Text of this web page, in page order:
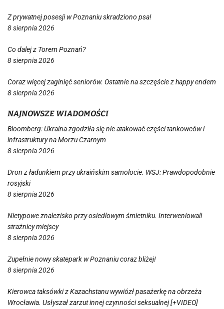
Z prywatnej posesji w Poznaniu skradziono psa!
8 sierpnia 2026
Co dalej z Torem Poznań?
8 sierpnia 2026
Coraz więcej zaginięć seniorów. Ostatnie na szczęście z happy endem
8 sierpnia 2026
NAJNOWSZE WIADOMOŚCI
Bloomberg: Ukraina zgodziła się nie atakować części tankowców i
infrastruktury na Morzu Czarnym
8 sierpnia 2026
Dron z ładunkiem przy ukraińskim samolocie. WSJ: Prawdopodobnie
rosyjski
8 sierpnia 2026
Nietypowe znalezisko przy osiedlowym śmietniku. Interweniowali
strażnicy miejscy
8 sierpnia 2026
Zupełnie nowy skatepark w Poznaniu coraz bliżej!
8 sierpnia 2026
Kierowca taksówki z Kazachstanu wywiózł pasażerkę na obrzeża
Wrocławia. Usłyszał zarzut innej czynności seksualnej [+VIDEO]